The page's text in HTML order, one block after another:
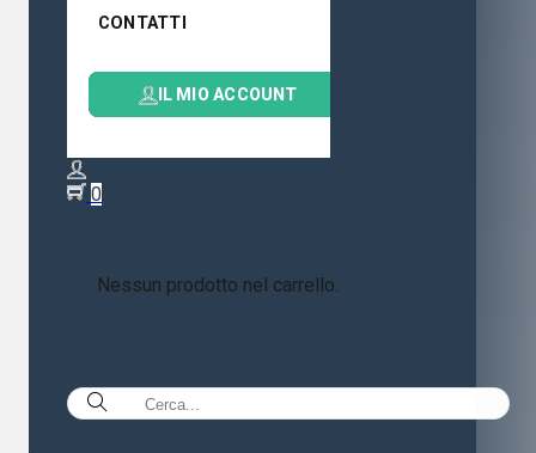
CONTATTI
IL MIO ACCOUNT
0
Nessun prodotto nel carrello.